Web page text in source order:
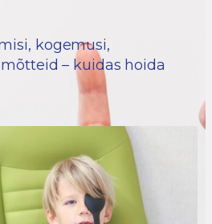
kogemusi,
– kuidas hoida